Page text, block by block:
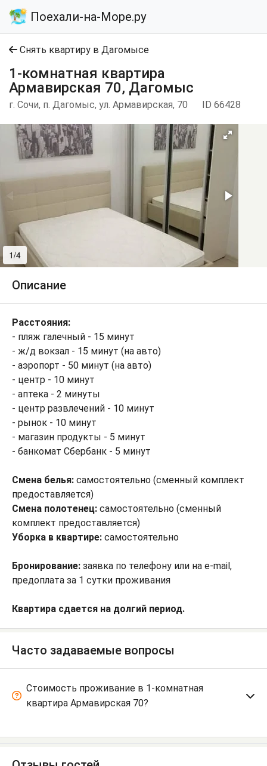
Поехали-на-Море.ру
Снять квартиру в Дагомысе
1-комнатная квартира
Армавирская 70, Дагомыс
г. Сочи, п. Дагомыс, ул. Армавирская, 70 ID 66428
1/4
Описание
Расстояния:
- пляж галечный - 15 минут
- ж/д вокзал - 15 минут (на авто)
- аэропорт - 50 минут (на авто)
- центр - 10 минут
- аптека - 2 минуты
- центр развлечений - 10 минут
- рынок - 10 минут
- магазин продукты - 5 минут
- банкомат Сбербанк - 5 минут
Смена белья: самостоятельно (сменный комплект
предоставляется)
Смена полотенец: самостоятельно (сменный
комплект предоставляется)
Уборка в квартире: самостоятельно
Бронирование: заявка по телефону или на e-mail,
предоплата за 1 сутки проживания
Квартира сдается на долгий период.
Часто задаваемые вопросы
Стоимость проживание в 1-комнатная
квартира Армавирская 70?